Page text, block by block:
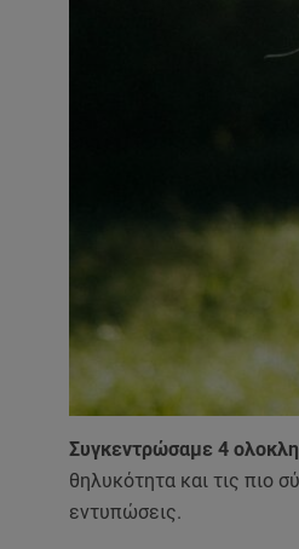
Συγκεντρώσαμε 4
θηλυκότητα και τις πιο
εντυπώσεις.